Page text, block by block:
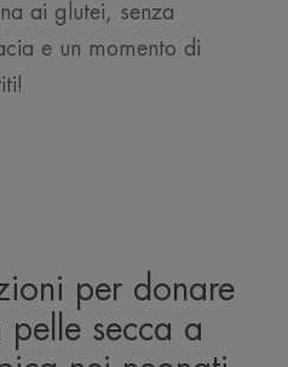
ai glutei, senza
e un momento di
per donare
secca a